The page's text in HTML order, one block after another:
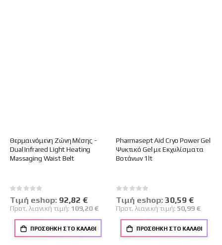
Θερμαινόμενη Ζώνη Μέσης -
Dual Infrared Light Heating
Massaging Waist Belt
Rating:
0%
Tιμή eshop: Ειδική
Τιμή
92,82 €
Προτ. λιανική τιμή: 109,20 €
ΠΡΟΣΘΉΚΗ ΣΤΟ ΚΑΛΆΘΙ
Pharmasept Aid Cryo Power Gel
Ψυκτικό Gel με Εκχυλίσματα
Βοτάνων 1lt
Rating:
0%
Tιμή eshop: Ειδική
Τιμή
30,59 €
Προτ. λιανική τιμή: 50,99 €
ΠΡΟΣΘΉΚΗ ΣΤΟ ΚΑΛΆΘΙ